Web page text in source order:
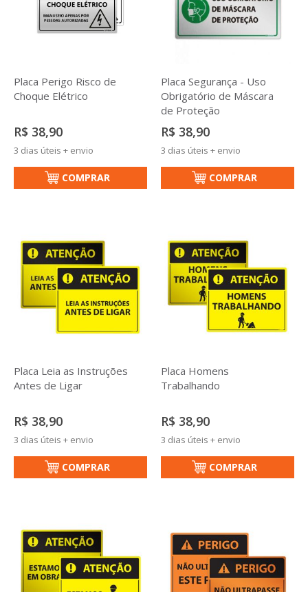
Placa Perigo Risco de
Choque Elétrico
R$ 38,90
3 dias úteis + envio
COMPRAR
Placa Segurança - Uso
Obrigatório de Máscara
de Proteção
R$ 38,90
3 dias úteis + envio
COMPRAR
Placa Leia as Instruções
Antes de Ligar
R$ 38,90
3 dias úteis + envio
COMPRAR
Placa Homens
Trabalhando
R$ 38,90
3 dias úteis + envio
COMPRAR